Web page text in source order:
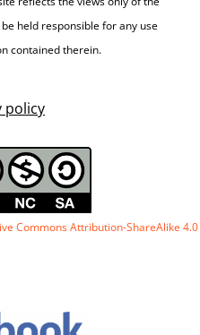
held responsible for any use
contained therein.
policy
Commons Attribution-ShareAlike 4.0